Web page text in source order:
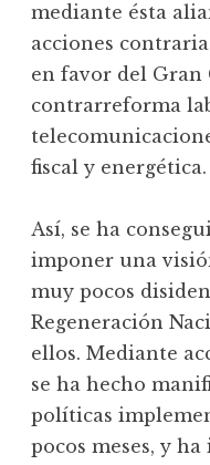
mediante ésta
acciones
en favor del Gran
contrarreforma
fiscal y energética.
Así, se ha
imponer una
muy pocos
Regeneración
ellos. Mediante
se ha hecho
políticas
pocos meses, y